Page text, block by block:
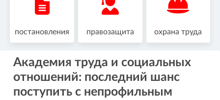
постановления правозащита охрана труда
Академия труда и социальных
отношений: последний шанс
поступить с непрофильным